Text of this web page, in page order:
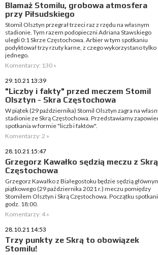
Blamaż Stomilu, grobowa atmosfera
przy Piłsudskiego
Stomil Olsztyn przegrał trzeci raz z rzędu na własnym
stadionie. Tym razem podopieczni Adriana Stawskiego
ulegli 0:1 Skrze Częstochowa. Arbier w tym spotkaniu
podyktował trzy rzuty karne, z czego wykorzystano tylko
jednego.
Komentarzy: 130 »
29.10.21 13:39
"Liczby i fakty" przed meczem Stomil
Olsztyn - Skra Częstochowa
W piątek (29 października) Stomil Olsztyn zagra na
stadionie ze Skrą Częstochowa. Przedstawiamy
spotkania w formie "liczb i faktów".
Komentarzy: 2 »
28.10.21 15:47
Grzegorz Kawałko sędzią meczu z Skrą
Częstochowa
Grzegorz Kawałko z Białegostoku będzie sędzią
piątkowego (29 października 2021 r.) meczu pomiędzy
Stomilem Olsztyn i Skrą Częstochowa. Początku
godz. 18:00.
Komentarzy: 4 »
28.10.21 14:53
Trzy punkty ze Skrą to obowiązek
Stomilu!